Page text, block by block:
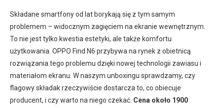
Składane smartfony od lat borykają się z tym samym
problemem – widocznym zagięciem na ekranie wewnętrznym.
To nie jest tylko kwestia estetyki, ale także komfortu
użytkowania. OPPO Find N6 przybywa na rynek z obietnicą
rozwiązania tego problemu dzięki nowej technologii zawiasu i
materiałom ekranu. W naszym unboxingu sprawdzamy, czy
flagowy składak rzeczywiście dostarcza to, co obiecuje
producent, i czy warto na niego czekać. Cena około 1900